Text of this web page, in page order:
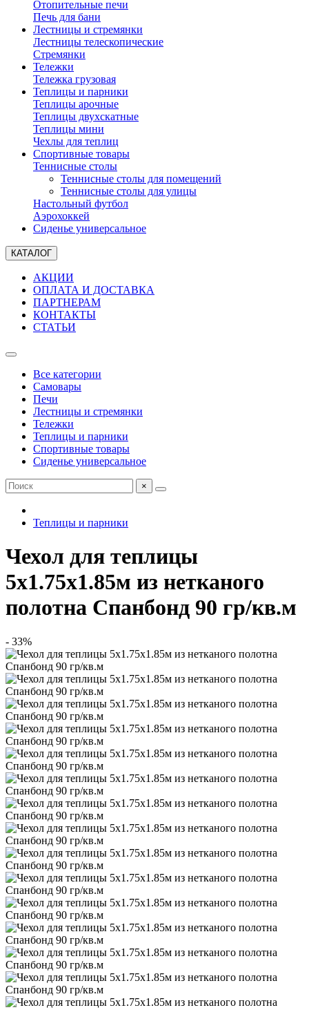
Отопительные печи
Печь для бани
Лестницы и стремянки
Лестницы телескопические
Стремянки
Тележки
Тележка грузовая
Теплицы и парники
Теплицы арочные
Теплицы двухскатные
Теплицы мини
Чехлы для теплиц
Спортивные товары
Теннисные столы
Теннисные столы для помещений
Теннисные столы для улицы
Настольный футбол
Аэрохоккей
Сиденье универсальное
КАТАЛОГ
АКЦИИ
ОПЛАТА И ДОСТАВКА
ПАРТНЕРАМ
КОНТАКТЫ
СТАТЬИ
Все категории
Самовары
Печи
Лестницы и стремянки
Тележки
Теплицы и парники
Спортивные товары
Сиденье универсальное
×
Теплицы и парники
Чехол для теплицы
5х1.75х1.85м из нетканого
полотна Спанбонд 90 гр/кв.м
- 33%